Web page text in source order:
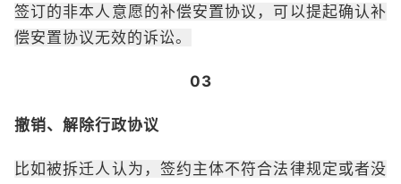
签订的非本人意愿的补偿安置协议，可以提起确认补
偿安置协议无效的诉讼。
03
撤销、解除行政协议
比如被拆迁人认为，签约主体不符合法律规定或者没